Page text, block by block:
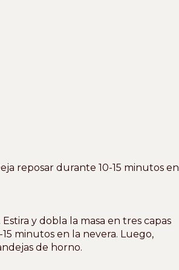
reposar durante 10-15 minutos en
y dobla la masa en tres capas
minutos en la nevera. Luego,
de horno.